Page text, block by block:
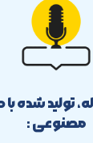
تولید
مصنوعی :